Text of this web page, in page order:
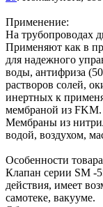
Применение:
На трубопроводах
Применяют как в
для надежного
воды, антифриза
растворов солей,
инертных к
мембраной из FKM.
Мембраны из
водой, воздухом,
Особенности
Клапан серии SM -
действия, имеет
самотеке, вакууме.